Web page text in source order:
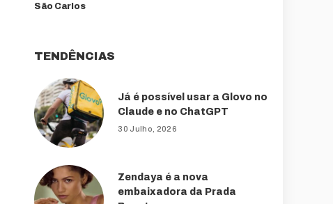
São Carlos
TENDÊNCIAS
Já é possível usar a Glovo no
Claude e no ChatGPT
30 Julho, 2026
Zendaya é a nova
embaixadora da Prada